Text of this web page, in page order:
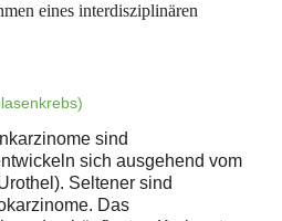
eines interdisziplinären
sind
sich ausgehend vom
Seltener sind
Das